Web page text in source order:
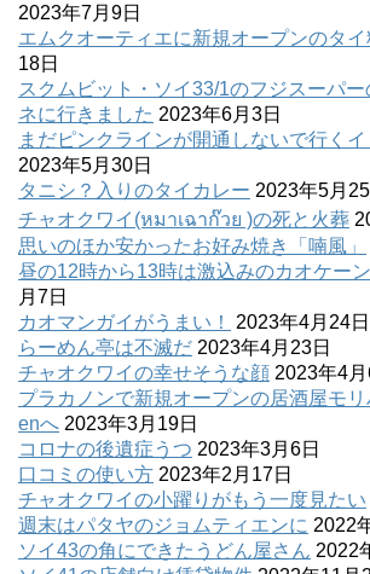
2023年7月9日
エムクオーティエに新規オープンのタ
18日
スクムビット・ソイ33/1のフジスーパ
ネに行きました 2023年6月3日
まだピンクラインが開通しないで行く
2023年5月30日
タニシ？入りのタイカレー 2023年5月25
チャオクワイ(หมาเฉาก๊วย )の死と火葬
思いのほか安かったお好み焼き「喃風」
昼の12時から13時は激込みのカオケー
月7日
カオマンガイがうまい！
2023年4月24日
らーめん亭は不滅だ 2023年4月23日
チャオクワイの幸せそうな顔 2023年4月
プラカノンで新規オープンの居酒屋モ
enへ 2023年3月19日
コロナの後遺症うつ 2023年3月6日
口コミの使い方 2023年2月17日
チャオクワイの小躍りがもう一度見たい
週末はパタヤのジョムティエンに 2022
ソイ43の角にできたうどん屋さん 2022